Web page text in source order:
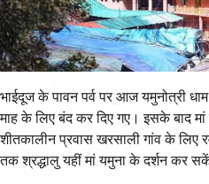
भाईदूज के पावन पर्व पर आज यमुनोत्री
माह के लिए बंद कर दिए गए। इसके बाद
शीतकालीन प्रवास खरसाली गांव के लिए
तक श्रद्धालु यहीं मां यमुना के दर्शन कर